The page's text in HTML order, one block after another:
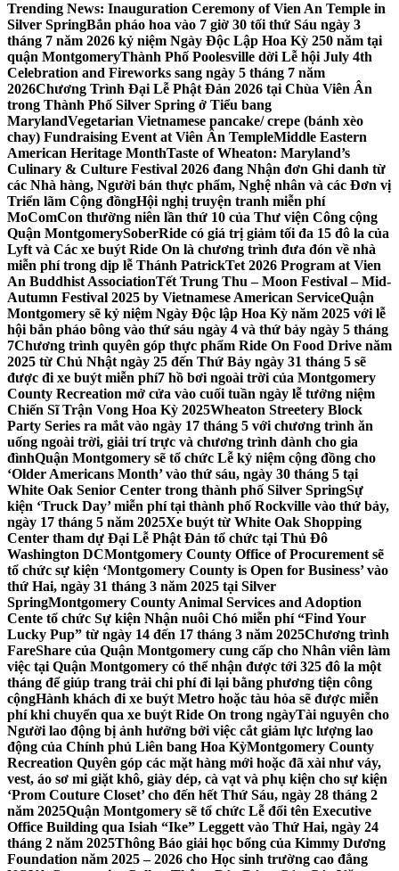
Trending News: Inauguration Ceremony of Vien An Temple in
Silver SpringBắn pháo hoa vào 7 giờ 30 tối thứ Sáu ngày 3
tháng 7 năm 2026 kỷ niệm Ngày Độc Lập Hoa Kỳ 250 năm tại
quận MontgomeryThành Phố Poolesville dời Lễ hội July 4th
Celebration and Fireworks sang ngày 5 tháng 7 năm
2026Chương Trình Đại Lễ Phật Đản 2026 tại Chùa Viên Ân
trong Thành Phố Silver Spring ở Tiểu bang
MarylandVegetarian Vietnamese pancake/ crepe (bánh xèo
chay) Fundraising Event at Viên Ân TempleMiddle Eastern
American Heritage MonthTaste of Wheaton: Maryland’s
Culinary & Culture Festival 2026 đang Nhận đơn Ghi danh từ
các Nhà hàng, Người bán thực phẩm, Nghệ nhân và các Đơn vị
Triển lãm Cộng đồngHội nghị truyện tranh miễn phí
MoComCon thường niên lần thứ 10 của Thư viện Công cộng
Quận MontgomerySoberRide có giá trị giảm tối đa 15 đô la của
Lyft và Các xe buýt Ride On là chương trình đưa đón về nhà
miễn phí trong dịp lễ Thánh PatrickTet 2026 Program at Vien
An Buddhist AssociationTết Trung Thu – Moon Festival – Mid-
Autumn Festival 2025 by Vietnamese American ServiceQuận
Montgomery sẽ kỷ niệm Ngày Độc lập Hoa Kỳ năm 2025 với lễ
hội bắn pháo bông vào thứ sáu ngày 4 và thứ bảy ngày 5 tháng
7Chương trình quyên góp thực phẩm Ride On Food Drive năm
2025 từ Chủ Nhật ngày 25 đến Thứ Bảy ngày 31 tháng 5 sẽ
được đi xe buýt miễn phí7 hồ bơi ngoài trời của Montgomery
County Recreation mở cửa vào cuối tuần ngày lễ tưởng niệm
Chiến Sĩ Trận Vong Hoa Kỳ 2025Wheaton Streetery Block
Party Series ra mắt vào ngày 17 tháng 5 với chương trình ăn
uống ngoài trời, giải trí trực và chương trình dành cho gia
đìnhQuận Montgomery sẽ tổ chức Lễ kỷ niệm cộng đồng cho
‘Older Americans Month’ vào thứ sáu, ngày 30 tháng 5 tại
White Oak Senior Center trong thành phố Silver SpringSự
kiện ‘Truck Day’ miễn phí tại thành phố Rockville vào thứ bảy,
ngày 17 tháng 5 năm 2025Xe buýt từ White Oak Shopping
Center tham dự Đại Lễ Phật Đản tổ chức tại Thủ Đô
Washington DCMontgomery County Office of Procurement sẽ
tổ chức sự kiện ‘Montgomery County is Open for Business’ vào
thứ Hai, ngày 31 tháng 3 năm 2025 tại Silver
SpringMontgomery County Animal Services and Adoption
Cente tổ chức Sự kiện Nhận nuôi Chó miễn phí “Find Your
Lucky Pup” từ ngày 14 đến 17 tháng 3 năm 2025Chương trình
FareShare của Quận Montgomery cung cấp cho Nhân viên làm
việc tại Quận Montgomery có thể nhận được tới 325 đô la một
tháng để giúp trang trải chi phí đi lại bằng phương tiện công
cộngHành khách đi xe buýt Metro hoặc tàu hỏa sẽ được miễn
phí khi chuyển qua xe buýt Ride On trong ngàyTài nguyên cho
Người lao động bị ảnh hưởng bởi việc cắt giảm lực lượng lao
động của Chính phủ Liên bang Hoa KỳMontgomery County
Recreation Quyên góp các mặt hàng mới hoặc đã xài như váy,
vest, áo sơ mi giặt khô, giày dép, cà vạt và phụ kiện cho sự kiện
‘Prom Couture Closet’ cho đến hết Thứ Sáu, ngày 28 tháng 2
năm 2025Quận Montgomery sẽ tổ chức Lễ đổi tên Executive
Office Building qua Isiah “Ike” Leggett vào Thứ Hai, ngày 24
tháng 2 năm 2025Thông Báo giải học bổng của Kimmy Dương
Foundation năm 2025 – 2026 cho Học sinh trường cao đẳng